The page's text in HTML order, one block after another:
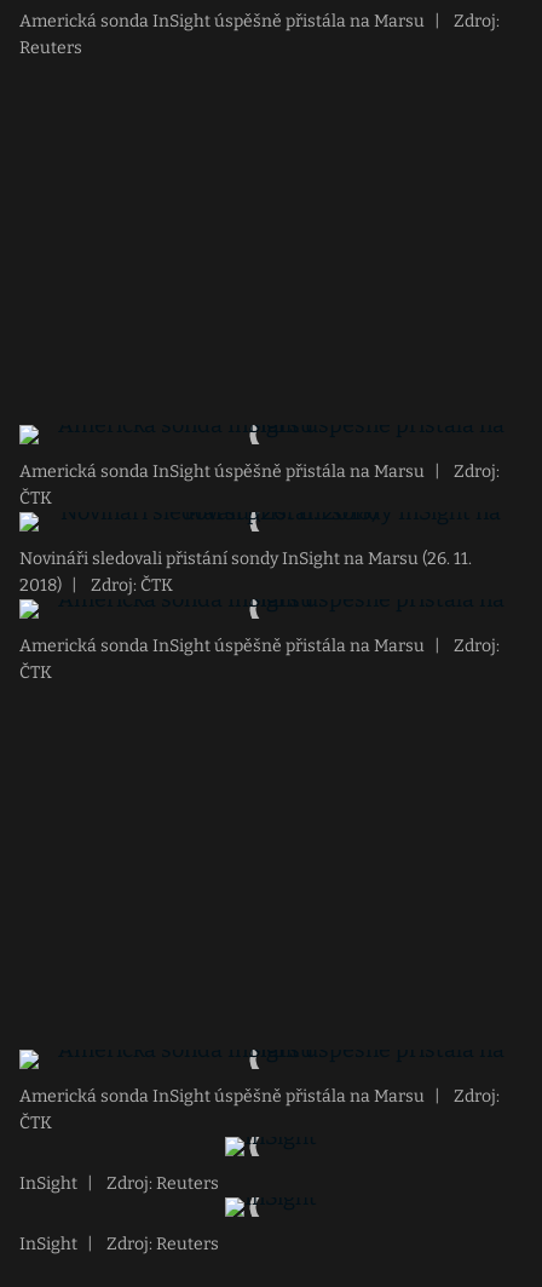
Americká sonda InSight úspěšně přistála na Marsu
Zdroj:
Reuters
Americká sonda InSight úspěšně přistála na Marsu
Zdroj:
ČTK
Novináři sledovali přistání sondy InSight na Marsu (26. 11.
2018)
Zdroj: ČTK
Americká sonda InSight úspěšně přistála na Marsu
Zdroj:
ČTK
Americká sonda InSight úspěšně přistála na Marsu
Zdroj:
ČTK
InSight Zdroj: Reuters
InSight Zdroj: Reuters